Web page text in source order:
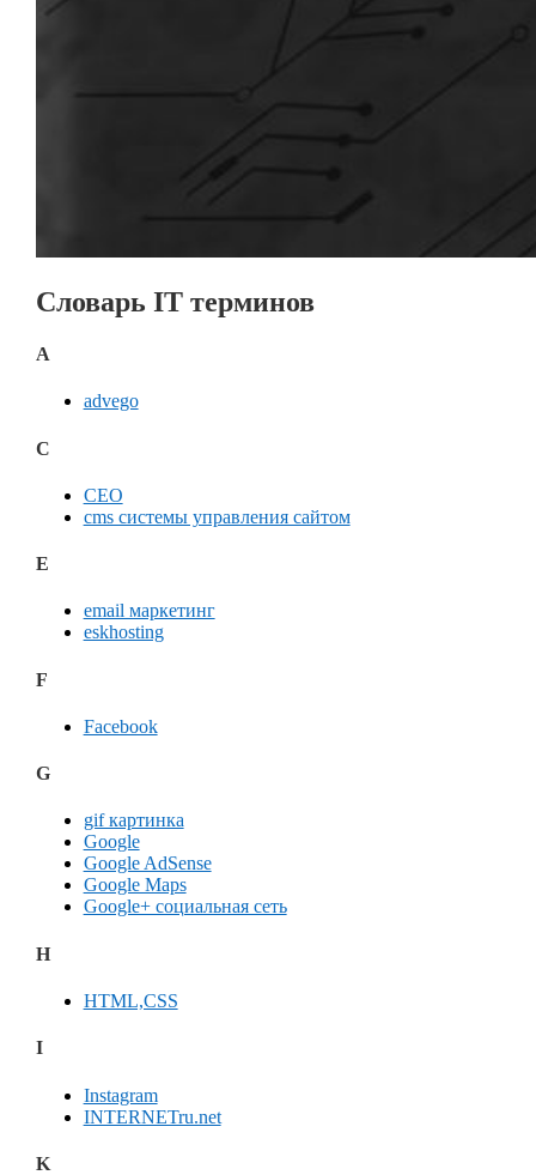
Словарь IT терминов
A
advego
C
CЕО
cms системы управления сайтом
E
email маркетинг
eskhosting
F
Facebook
G
gif картинка
Google
Google AdSense
Google Maps
Google+ социальная сеть
H
HTML,CSS
I
Instagram
INTERNETru.net
K